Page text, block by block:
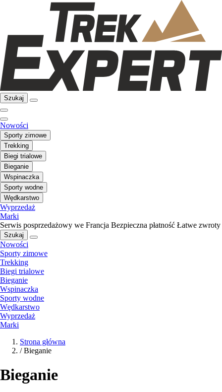
Szukaj
Nowości
Sporty zimowe
Trekking
Biegi trialowe
Bieganie
Wspinaczka
Sporty wodne
Wędkarstwo
Wyprzedaż
Marki
Serwis posprzedażowy we Francja Bezpieczna płatność Łatwe zwroty
Szukaj
Nowości
Sporty zimowe
Trekking
Biegi trialowe
Bieganie
Wspinaczka
Sporty wodne
Wędkarstwo
Wyprzedaż
Marki
Strona główna
/ Bieganie
Bieganie